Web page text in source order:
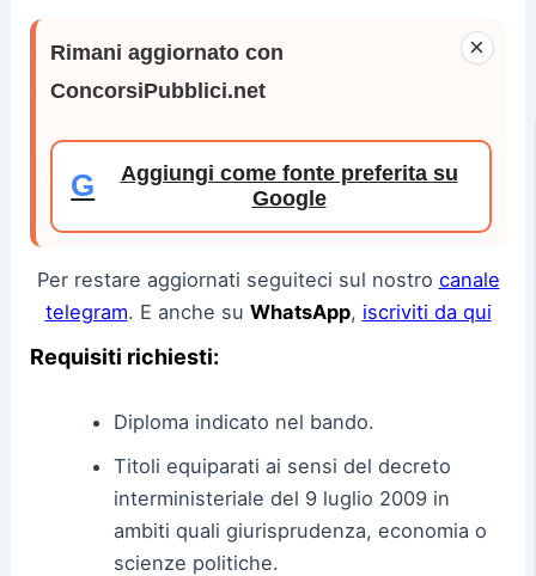
×
Rimani aggiornato con
ConcorsiPubblici.net
G
Aggiungi come fonte preferita su
Google
Per restare aggiornati seguiteci sul nostro canale
telegram. E anche su WhatsApp, iscriviti da qui
Requisiti richiesti:
Diploma indicato nel bando.
Titoli equiparati ai sensi del decreto
interministeriale del 9 luglio 2009 in
ambiti quali giurisprudenza, economia o
scienze politiche.